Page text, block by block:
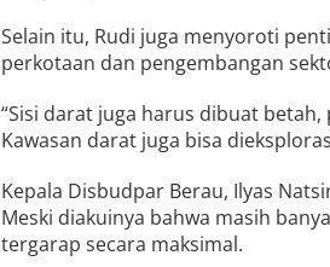
Selain itu, Rudi juga menyoroti
perkotaan dan pengembangan
“Sisi darat juga harus dibuat
Kawasan darat juga bisa
Kepala Disbudpar Berau, Ilyas
Meski diakuinya bahwa masih
tergarap secara maksimal.